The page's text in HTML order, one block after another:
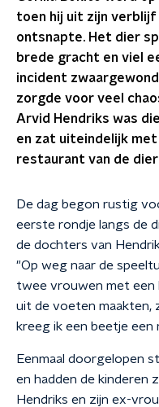
toen hij uit zijn verblijf
ontsnapte. Het dier
brede gracht en viel
incident
zorgde voor veel
Arvid Hendriks was
en zat uiteindelijk
restaurant van de
De dag begon rustig
eerste rondje langs de
de dochters van
"Op weg naar de
twee vrouwen met een
uit de voeten maakten,
kreeg ik een beetje een
Eenmaal doorgelopen
en hadden de kinderen
Hendriks en zijn ex-